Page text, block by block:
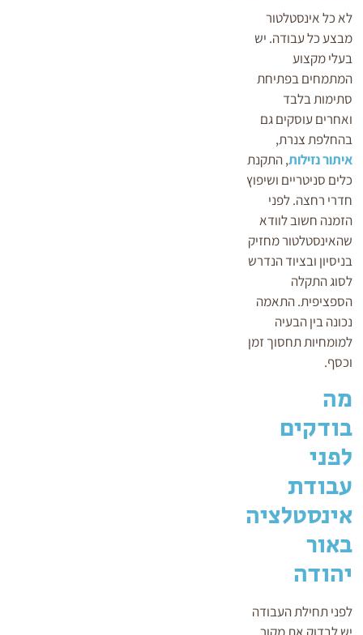
לא כל אינסטלטור
מבצע כל עבודה. יש
בעלי מקצוע
המתמחים בפתיחת
סתימות בלבד
ואחרים עוסקים גם
בהחלפת צנרת,
איתור נזילות, התקנת
כלים סניטריים ושיפוץ
חדרי רחצה. לפני
הזמנה חשוב לוודא
שהאינסטלטור מחזיק
בניסיון ובציוד הנדרש
לסוג התקלה
הספציפית. התאמה
נכונה בין הבעיה
למומחיות תחסוך זמן
וכסף.
מה
בודקים
לפני
עבודת
אינסטלציה
באור
יהודה
לפני תחילת העבודה